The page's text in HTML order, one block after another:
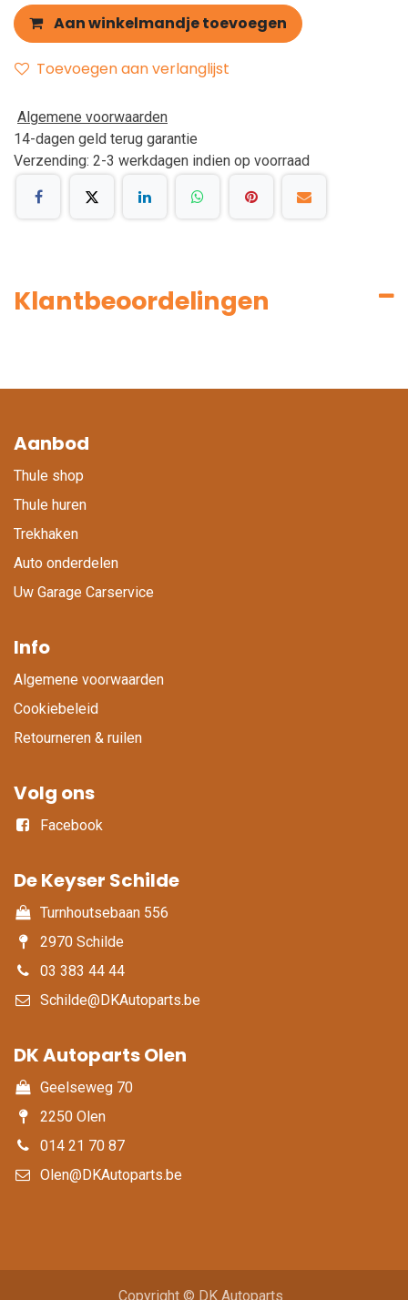
Aan winkelmandje toevoegen
Toevoegen aan verlanglijst
Algemene voorwaarden
14-dagen geld terug garantie
Verzending: 2-3 werkdagen indien op voorraad
Klantbeoordelingen
Aanbod
Thule shop
Thule huren
Trekhaken
Auto onderdelen
Uw Garage Carservice
Info
Algemene voorwaarden
Cookiebeleid
Retourneren & ruilen
Volg ons
Facebook
De Keyser Schilde
Turnhoutsebaan 556
2970 Schilde
03 383 44 44
Schilde@DKAutoparts.be
DK Autoparts Olen​
Geelseweg 70
2250 Olen
014 21 70 87
Olen@DKAutoparts.be
Copyright © DK Autoparts